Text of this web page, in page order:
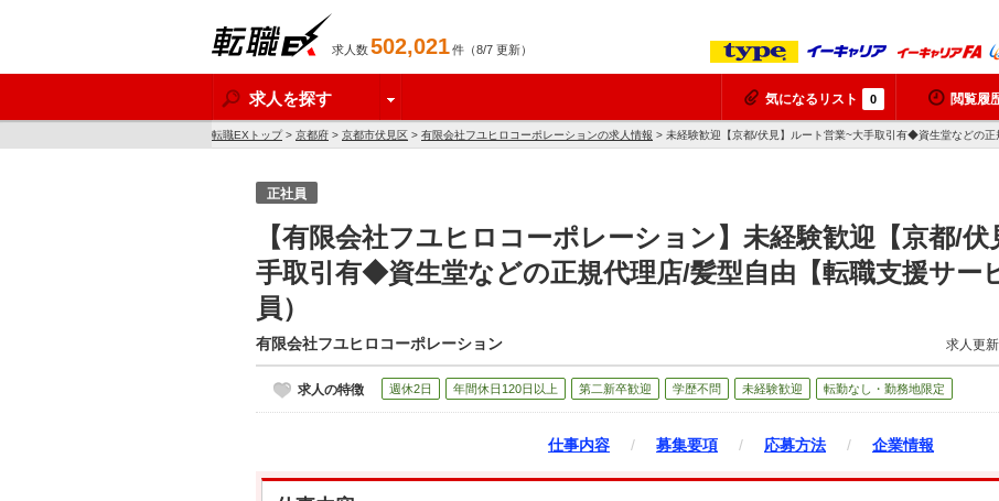
求人数502,021件（8/7 更新）
求人を探す 気になるリスト 0 閲覧履
転職EXトップ> 京都府 > 京都市伏見区 > 有限会社フユヒロコーポレーションの求人情報 > 未経験歓迎【京都/伏見】ルート営業~大手取引有◆資生堂などの正
正社員
【有限会社フユヒロコーポレーション】未経験歓迎【京都/
手取引有◆資生堂などの正規代理店/髪型自由【転職支援サー
員）
有限会社フユヒロコーポレーション 求人更
求人の特徴 週休2日 年間休日120日以上 第二新卒歓迎 学歴不問 未経験歓迎 転勤なし・勤務地限定
仕事内容 / 募集要項 / 応募方法 / 企業情報